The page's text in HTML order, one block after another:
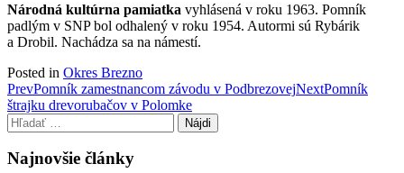
Národná kultúrna pamiatka vyhlásená v roku 1963. Pomník
padlým v SNP bol odhalený v roku 1954. Autormi sú Rybárik
a Drobil. Nachádza sa na námestí.
Posted in Okres Brezno
Post
navigation
PrevPomník zamestnancom závodu v PodbrezovejNextPomník
štrajku drevorubačov v Polomke
Hľadať:
Najnovšie články